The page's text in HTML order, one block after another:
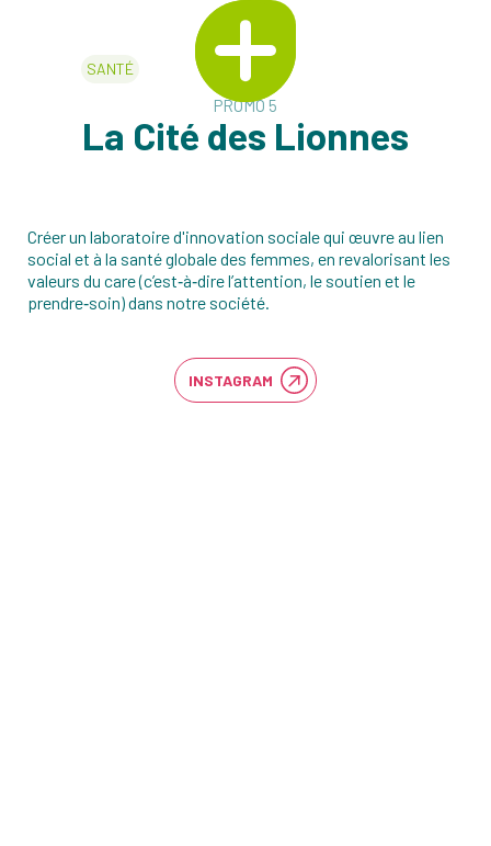
SANTÉ
PROMO 5
La Cité des Lionnes
Créer un laboratoire d'innovation sociale qui œuvre au lien
social et à la santé globale des femmes, en revalorisant les
valeurs du care (c’est‑à‑dire l’attention, le soutien et le
prendre‑soin) dans notre société.
INSTAGRAM